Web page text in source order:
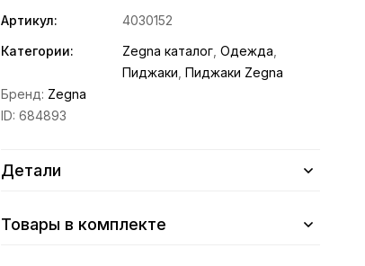
Артикул:
4030152
Категории:
Zegna каталог ,Одежда
Пиджаки ,Пиджаки Zegna
Бренд: Zegna
ID:684893
Детали
Товары в комплекте